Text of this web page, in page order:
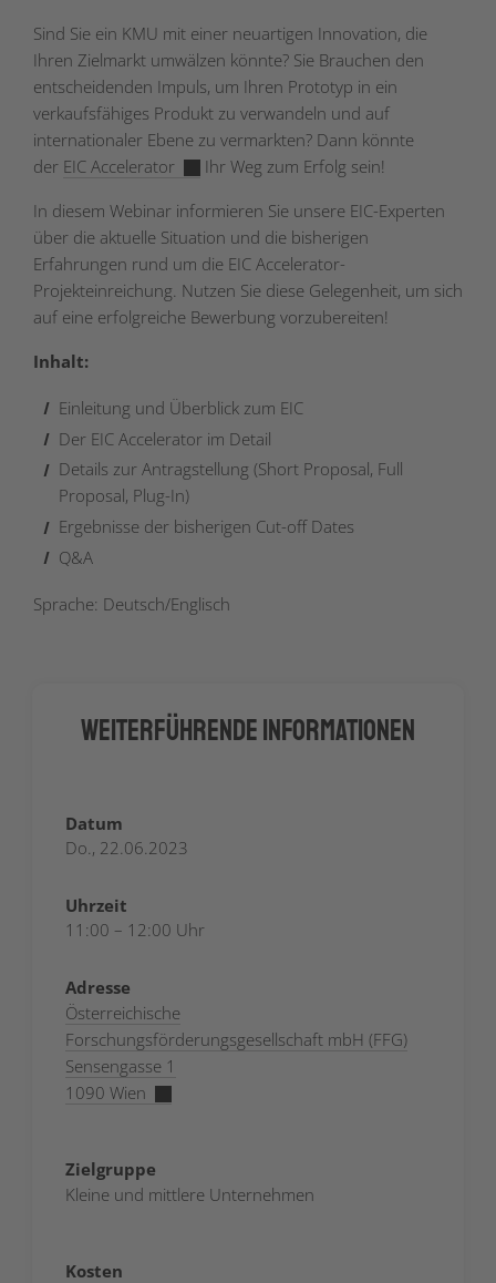
Sind Sie ein KMU mit einer neuartigen Innovation, die
Ihren Zielmarkt umwälzen könnte? Sie Brauchen den
entscheidenden Impuls, um Ihren Prototyp in ein
verkaufsfähiges Produkt zu verwandeln und auf
internationaler Ebene zu vermarkten? Dann könnte
der EIC Accelerator
Ihr Weg zum Erfolg sein!
In diesem Webinar informieren Sie unsere EIC-Experten
über die aktuelle Situation und die bisherigen
Erfahrungen rund um die EIC Accelerator-
Projekteinreichung. Nutzen Sie diese Gelegenheit, um sich
auf eine erfolgreiche Bewerbung vorzubereiten!
Inhalt:
Einleitung und Überblick zum EIC
Der EIC Accelerator im Detail
Details zur Antragstellung (Short Proposal, Full
Proposal, Plug-In)
Ergebnisse der bisherigen Cut-off Dates
Q&A
Sprache: Deutsch/Englisch
Weiterführende Informationen
Datum
Do., 22.06.2023
Uhrzeit
11:00 – 12:00 Uhr
Adresse
Österreichische
Forschungsförderungsgesellschaft mbH (FFG)
Sensengasse 1
1090 Wien
Zielgruppe
Kleine und mittlere Unternehmen
Kosten